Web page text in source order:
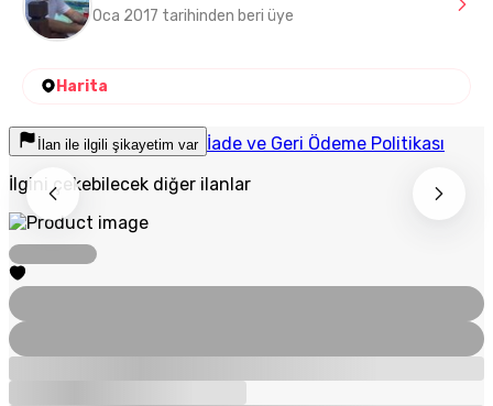
Oca 2017 tarihinden beri üye
Harita
İlan ile ilgili şikayetim var İade ve Geri Ödeme Politikası
İlgini çekebilecek diğer ilanlar